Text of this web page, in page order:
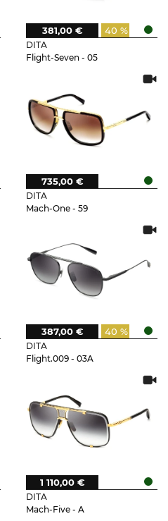
DITA
Flight-Seven - 05
40 %
381,00 €
DITA
Mach-One - 59
735,00 €
DITA
Flight.009 - 03A
40 %
387,00 €
DITA
Mach-Five - A
1 110,00 €